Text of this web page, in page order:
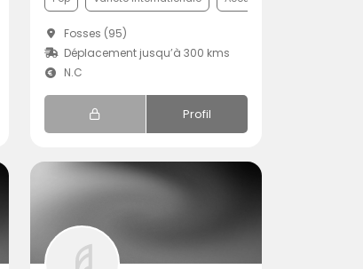
Fosses (95)
Déplacement jusqu’à 300 kms
N.C
Profil